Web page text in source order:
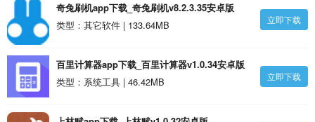
奇兔刷机app下载_奇兔刷机v8.2.3.35安卓版
类型：其它软件 | 133.64MB
立即下载
百里计算器app下载_百里计算器v1.0.34安卓版
类型：系统工具 | 46.42MB
立即下载